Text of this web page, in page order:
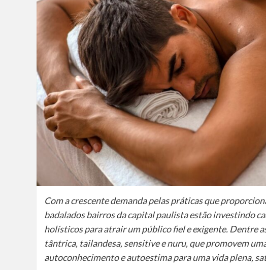
Com a crescente demanda pelas práticas que
badalados bairros da capital paulista estão investindo
holísticos para atrair um público fiel e exigente. Dentre
tântrica, tailandesa, sensitive e nuru, que promovem
autoconhecimento e autoestima para uma vida plena,